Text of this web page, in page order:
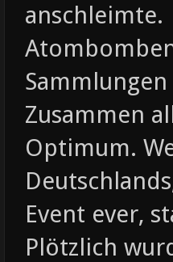
anschleimte.
Zusammen
Optimum.
Event ever,
Plötzlich